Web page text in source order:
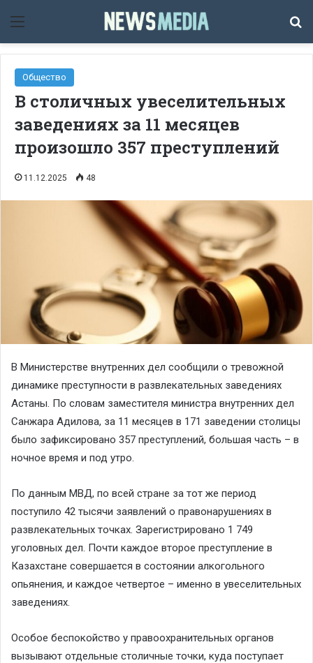
Мәзір
Общество
В столичных увеселительных
заведениях за 11 месяцев
произошло 357 преступлений
11.12.2025 48
В Министерстве внутренних дел сообщили о тревожной
динамике преступности в развлекательных заведениях
Астаны. По словам заместителя министра внутренних дел
Санжара Адилова, за 11 месяцев в 171 заведении столицы
было зафиксировано 357 преступлений, большая часть – в
ночное время и под утро.
По данным МВД, по всей стране за тот же период
поступило 42 тысячи заявлений о правонарушениях в
развлекательных точках. Зарегистрировано 1 749
уголовных дел. Почти каждое второе преступление в
Казахстане совершается в состоянии алкогольного
опьянения, и каждое четвертое – именно в увеселительных
заведениях.
Особое беспокойство у правоохранительных органов
вызывают отдельные столичные точки, куда поступает